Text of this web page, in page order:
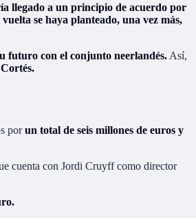
llegado a un principio de acuerdo por
vuelta se haya planteado, una vez más,
futuro con el conjunto neerlandés. Así,
porun total de seis millones de euros y
cuenta con Jordi Cruyff como director